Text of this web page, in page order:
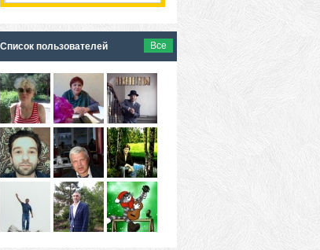
Список пользователей Все